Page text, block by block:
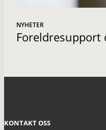
NYHETER
Foreldresupport
KONTAKT OSS